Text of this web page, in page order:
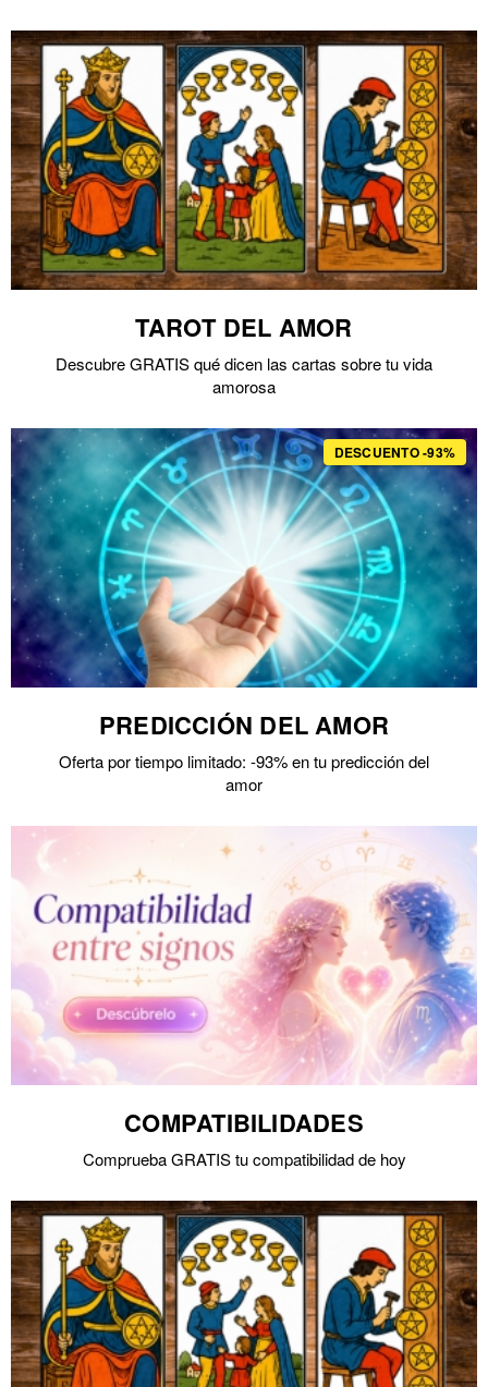
TAROT DEL AMOR
Descubre GRATIS qué dicen las cartas sobre tu vida
amorosa
DESCUENTO -93%
PREDICCIÓN DEL AMOR
Oferta por tiempo limitado: -93% en tu predicción del
amor
COMPATIBILIDADES
Comprueba GRATIS tu compatibilidad de hoy